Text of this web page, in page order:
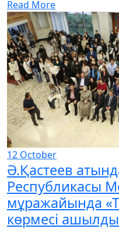
Read More
12 October
Ә.Қастеев
Республикасы
мұражайында
көрмесі ашылды